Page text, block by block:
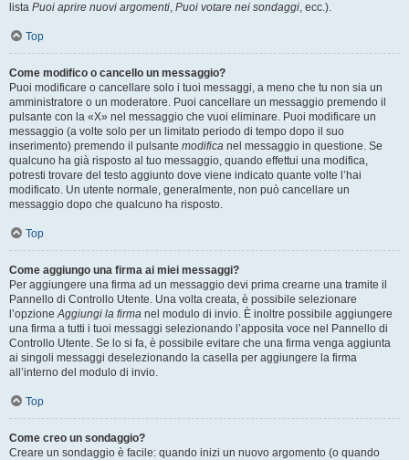
lista Puoi aprire nuovi argomenti, Puoi votare nei sondaggi, ecc.).
Top
Come modifico o cancello un messaggio?
Puoi modificare o cancellare solo i tuoi messaggi, a meno che tu non sia un
amministratore o un moderatore. Puoi cancellare un messaggio premendo il
pulsante con la «X» nel messaggio che vuoi eliminare. Puoi modificare un
messaggio (a volte solo per un limitato periodo di tempo dopo il suo
inserimento) premendo il pulsante modifica nel messaggio in questione. Se
qualcuno ha già risposto al tuo messaggio, quando effettui una modifica,
potresti trovare del testo aggiunto dove viene indicato quante volte l’hai
modificato. Un utente normale, generalmente, non può cancellare un
messaggio dopo che qualcuno ha risposto.
Top
Come aggiungo una firma ai miei messaggi?
Per aggiungere una firma ad un messaggio devi prima crearne una tramite il
Pannello di Controllo Utente. Una volta creata, è possibile selezionare
l’opzioneAggiungi la firma nel modulo di invio. È inoltre possibile aggiungere
una firma a tutti i tuoi messaggi selezionando l’apposita voce nel Pannello di
Controllo Utente. Se lo si fa, è possibile evitare che una firma venga aggiunta
ai singoli messaggi deselezionando la casella per aggiungere la firma
all’interno del modulo di invio.
Top
Come creo un sondaggio?
Creare un sondaggio è facile: quando inizi un nuovo argomento (o quando